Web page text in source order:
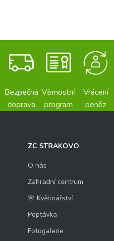
Bezpečná
doprava
Věrnostní
program
Vrácení
peněz
ZC STRAKOVO
O nás
Zahradní centrum
🌸 Květinářství
Poptávka
Fotogalerie